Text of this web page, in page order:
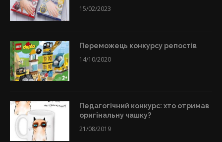
15/02/2023
Переможець конкурсу репостів
14/10/2020
Педагогічний конкурс: хто отримав
оригінальну чашку?
21/08/2019